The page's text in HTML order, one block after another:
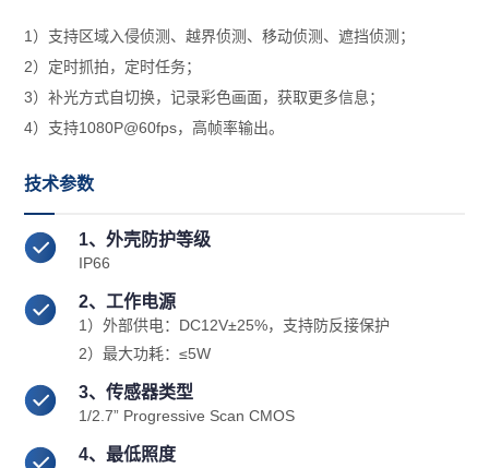
1）支持区域入侵侦测、越界侦测、移动侦测、遮挡侦测；
2）定时抓拍，定时任务；
3）补光方式自切换，记录彩色画面，获取更多信息；
4）支持1080P@60fps，高帧率输出。
技术参数
1、外壳防护等级
IP66
2、工作电源
1）外部供电：DC12V±25%，支持防反接保护
2）最大功耗：≤5W
3、传感器类型
1/2.7” Progressive Scan CMOS
4、最低照度